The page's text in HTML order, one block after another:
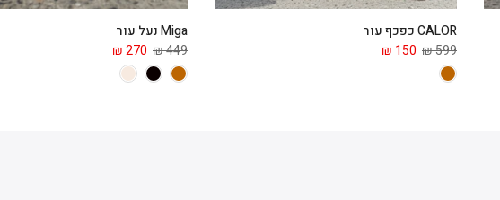
CALOR כפכף עור
599 ₪
150 ₪
Miga נעל עור
449 ₪
270 ₪